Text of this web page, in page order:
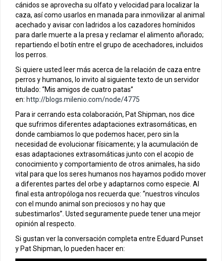
cánidos se aprovecha su olfato y velocidad para localizar la
caza, así como usarlos en manada para inmovilizar al animal
acechado y avisar con ladridos a los cazadores homínidos
para darle muerte a la presa y reclamar el alimento añorado;
repartiendo el botín entre el grupo de acechadores, incluidos
los perros.
Si quiere usted leer más acerca de la relación de caza entre
perros y humanos, lo invito al siguiente texto de un servidor
titulado: “Mis amigos de cuatro patas”
en: http://blogs.milenio.com/node/4775
Para ir cerrando esta colaboración, Pat Shipman, nos dice
que sufrimos diferentes adaptaciones extrasomáticas, en
donde cambiamos lo que podemos hacer, pero sin la
necesidad de evolucionar físicamente; y la acumulación de
esas adaptaciones extrasomáticas junto con el acopio de
conocimiento y comportamiento de otros animales, ha sido
vital para que los seres humanos nos hayamos podido mover
a diferentes partes del orbe y adaptarnos como especie. Al
final esta antropóloga nos recuerda que: “nuestros vínculos
con el mundo animal son preciosos y no hay que
subestimarlos”. Usted seguramente puede tener una mejor
opinión al respecto.
Si gustan ver la conversación completa entre Eduard Punset
y Pat Shipman, lo pueden hacer en: